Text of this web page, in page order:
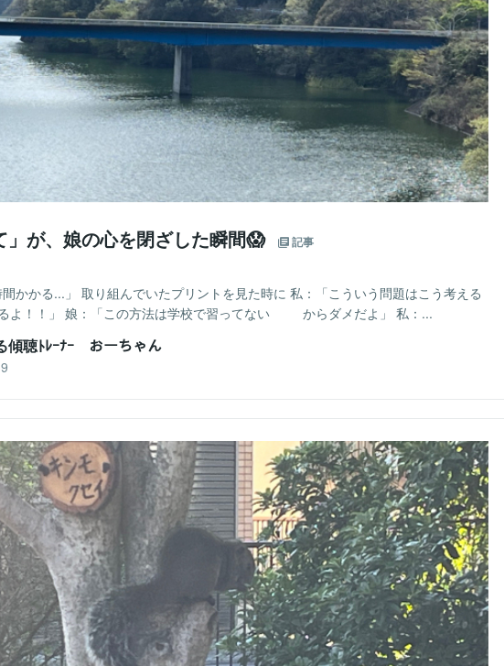
」が、娘の心を閉ざした瞬間😱 記事
かかる...」 取り組んでいたプリントを見た時に 私：「こういう問題はこう考える
！！」 娘：「この方法は学校で習ってない からダメだよ」 私：...
傾聴ﾄﾚｰﾅｰ おーちゃん